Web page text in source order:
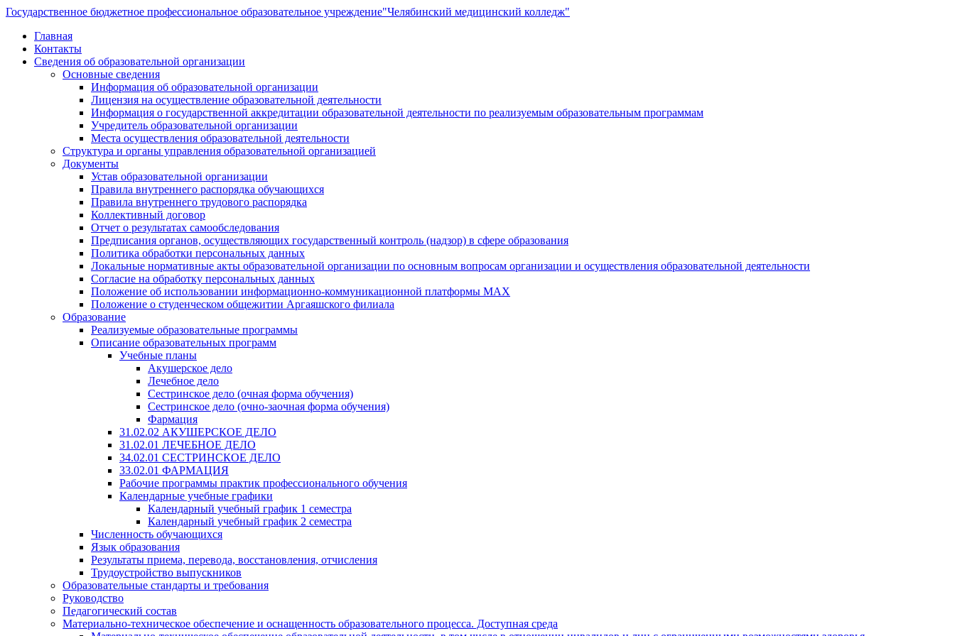
Государственное бюджетное профессиональное образовательное учреждение"Челябинский медицинский колледж"
Главная
Контакты
Сведения об образовательной организации
Основные сведения
Информация об образовательной организации
Лицензия на осуществление образовательной деятельности
Информация о государственной аккредитации образовательной деятельности по реализуемым образовательным программам
Учредитель образовательной организации
Места осуществления образовательной деятельности
Структура и органы управления образовательной организацией
Документы
Устав образовательной организации
Правила внутреннего распорядка обучающихся
Правила внутреннего трудового распорядка
Коллективный договор
Отчет о результатах самообследования
Предписания органов, осуществляющих государственный контроль (надзор) в сфере образования
Политика обработки персональных данных
Локальные нормативные акты образовательной организации по основным вопросам организации и осуществления образовательной деятельности
Согласие на обработку персональных данных
Положение об использовании информационно-коммуникационной платформы MAX
Положение о студенческом общежитии Аргаяшского филиала
Образование
Реализуемые образовательные программы
Описание образовательных программ
Учебные планы
Акушерское дело
Лечебное дело
Сестринское дело (очная форма обучения)
Сестринское дело (очно-заочная форма обучения)
Фармация
31.02.02 АКУШЕРСКОЕ ДЕЛО
31.02.01 ЛЕЧЕБНОЕ ДЕЛО
34.02.01 СЕСТРИНСКОЕ ДЕЛО
33.02.01 ФАРМАЦИЯ
Рабочие программы практик профессионального обучения
Календарные учебные графики
Календарный учебный график 1 семестра
Календарный учебный график 2 семестра
Численность обучающихся
Язык образования
Результаты приема, перевода, восстановления, отчисления
Трудоустройство выпускников
Образовательные стандарты и требования
Руководство
Педагогический состав
Материально-техническое обеспечение и оснащенность образовательного процесса. Доступная среда